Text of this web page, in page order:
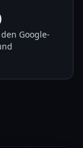
Google-